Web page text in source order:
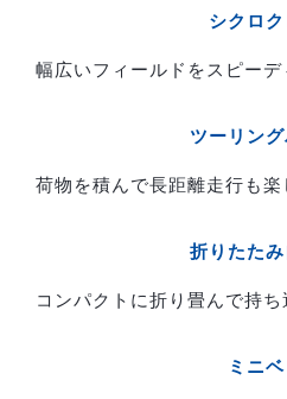
シクロ
幅広いフィールドをスピーデ
ツーリン
荷物を積んで長距離走行も楽
折りたた
コンパクトに折り畳んで持ち
ミニベ